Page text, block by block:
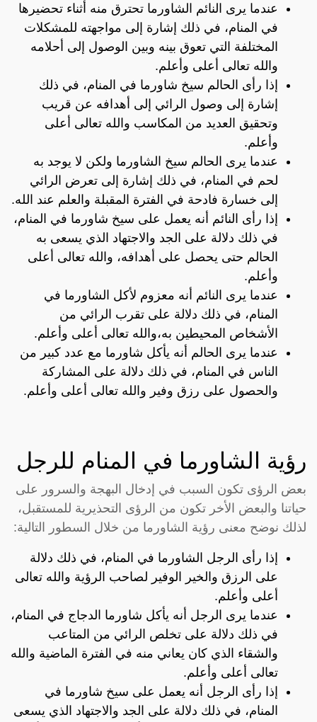
عندما يرى النائم الشاورما تحترق منه أثناء تحضيرها
في المنام، في ذلك إشارة إلى مواجهته للمشكلات
المختلفة التي تعوق بينه وبين الوصول إلى أحلامه
والله تعالى أعلى وأعلم.
إذا رأى الحالم سيخ شاورما في المنام، في ذلك
إشارة إلى وصول الرائي إلى أهدافه عن قريب
وتحقيق العديد من المكاسب والله تعالى أعلى
وأعلم.
عندما يرى الحالم سيخ الشاورما ولكن لا يوجد به
لحم في المنام، في ذلك إشارة إلى تعرض الرائي
إلى خسارة فادحة في الفترة المقبلة والعلم عند الله.
إذا رأى النائم أنه يعمل على سيخ شاورما في المنام،
في ذلك دلالة على الجد والاجتهاد الذي يسعى به
الحالم حتى يحصل على أهدافه، والله تعالى أعلى
وأعلم.
عندما يرى النائم أنه معزوم لأكل الشاورما في
المنام، في ذلك دلالة على تقرب الرائي من
الأشخاص المحيطين به،والله تعالى أعلى وأعلم.
عندما يرى الحالم أنه يأكل شاورما مع عدد كبير من
الناس في المنام، في ذلك دلالة على المشاركة
والحصول على رزق وفير والله تعالى أعلى وأعلم.
رؤية الشاورما في المنام للرجل
بعض الرؤى تكون السبب في إدخال البهجة والسرور على
حياتنا والبعض الأخر تكون من الرؤى التحذيرية للمستقبل،
لذلك نوضح معنى رؤية الشاورما من خلال السطور التالية:
إذا رأى الرجل الشاورما في المنام، في ذلك دلالة
على الرزق والخير الوفير لصاحب الرؤية والله تعالى
أعلى وأعلم.
عندما يرى الرجل أنه يأكل شاورما الدجاج في المنام،
في ذلك دلالة على تخلص الرائي من المتاعب
والشقاء الذي كان يعاني منه في الفترة الماضية والله
تعالى أعلى وأعلم.
إذا رأى الرجل أنه يعمل على سيخ شاورما في
المنام، في ذلك دلالة على الجد والاجتهاد الذي يسعى